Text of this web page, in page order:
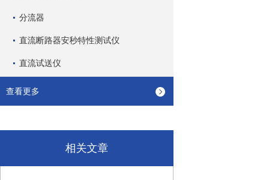
分流器
直流断路器安秒特性测试仪
直流试送仪
查看更多
相关文章